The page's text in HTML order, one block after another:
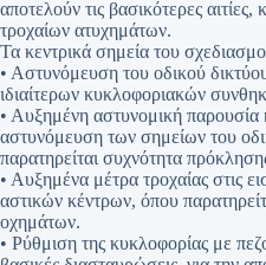
αποτελούν τις βασικότερες
τροχαίων ατυχημάτων.
Τα κεντρικά σημεία του
• Αστυνόμευση του οδικού
ιδιαίτερων κυκλοφοριακών
• Αυξημένη αστυνομική παρουσία
αστυνόμευση των σημείων του
παρατηρείται συχνότητα
• Αυξημένα μέτρα τροχαίας στις
αστικών κέντρων, όπου
οχημάτων.
• Ρύθμιση της κυκλοφορίας με